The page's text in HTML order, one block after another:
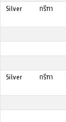
Silver กรีฑา
Silver
กรีฑา